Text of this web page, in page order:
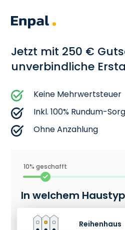
Jetzt mit 250 €
unverbindliche
Keine Mehrwertsteuer
Inkl. 100% Rundum-
Ohne Anzahlung
10% geschafft
In welchem
Reihenhaus